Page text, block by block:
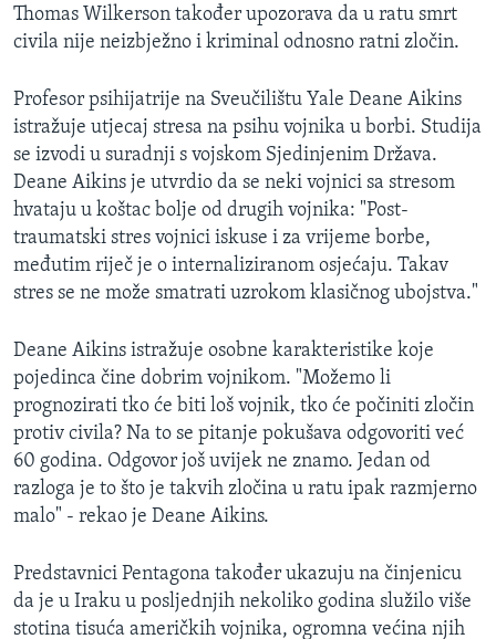
Thomas Wilkerson također upozorava da u ratu smrt
civila nije neizbježno i kriminal odnosno ratni zločin.
Profesor psihijatrije na Sveučilištu Yale Deane Aikins
istražuje utjecaj stresa na psihu vojnika u borbi. Studija
se izvodi u suradnji s vojskom Sjedinjenim Država.
Deane Aikins je utvrdio da se neki vojnici sa stresom
hvataju u koštac bolje od drugih vojnika: "Post-
traumatski stres vojnici iskuse i za vrijeme borbe,
međutim riječ je o internaliziranom osjećaju. Takav
stres se ne može smatrati uzrokom klasičnog ubojstva."
Deane Aikins istražuje osobne karakteristike koje
pojedinca čine dobrim vojnikom. "Možemo li
prognozirati tko će biti loš vojnik, tko će počiniti zločin
protiv civila? Na to se pitanje pokušava odgovoriti već
60 godina. Odgovor još uvijek ne znamo. Jedan od
razloga je to što je takvih zločina u ratu ipak razmjerno
malo" - rekao je Deane Aikins.
Predstavnici Pentagona također ukazuju na činjenicu
da je u Iraku u posljednjih nekoliko godina služilo više
stotina tisuća američkih vojnika, ogromna većina njih